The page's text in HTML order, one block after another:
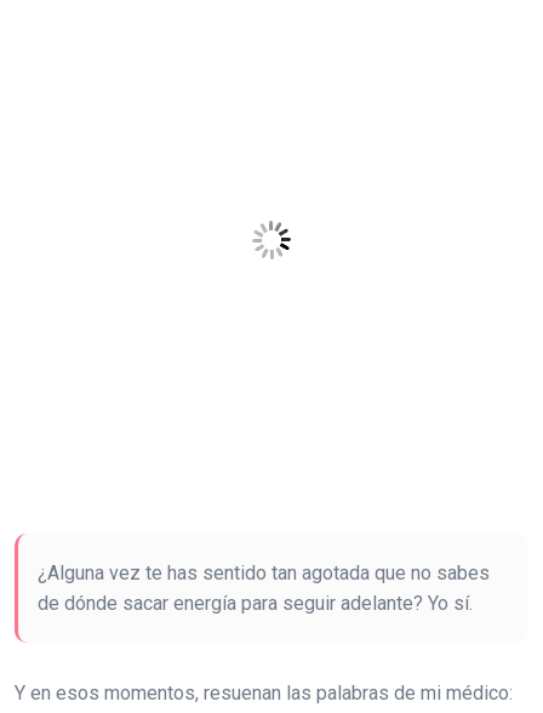
¿Alguna vez te has sentido tan agotada que no sabes
de dónde sacar energía para seguir adelante? Yo sí.
Y en esos momentos, resuenan las palabras de mi médico: